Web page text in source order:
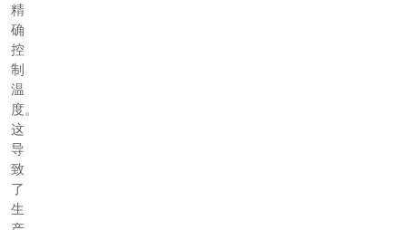
精
确
控
制
温
度。
这
导
致
了
生